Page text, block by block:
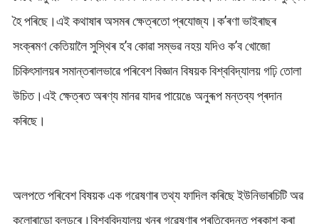
হৈ পৰিছে।এই কথাষাৰ অসমৰ ক্ষেত্ৰতো প্ৰযোজ্য।ক’ৰণা ভাইৰাছৰ
সংক্ৰমণ কেতিয়ালৈ সুস্থিৰ হ’ব কোৱা সম্ভৱ নহয় যদিও ক’ব খোজো
চিকিৎসালয়ৰ সমান্তৰালভাৱে পৰিবেশ বিজ্ঞান বিষয়ক বিশ্ববিদ্যালয় গঢ়ি তোলা
উচিত।এই ক্ষেত্ৰত অৰণ্য মানৱ যাদৱ পায়েঙে অনুৰূপ মন্তব্য প্ৰদান
কৰিছে।
অলপতে পৰিবেশ বিষয়ক এক গৱেষণাৰ তথ্য ফাদিল কৰিছে ইউনিভাৰচিটি অৱ
কলোৰাডো বলডৰে।বিশ্ববিদ্যালয় খনৰ গৱেষণাৰ প্ৰতিবেদনত প্ৰকাশ কৰা